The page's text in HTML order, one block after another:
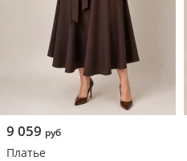
9 059 руб
Платье